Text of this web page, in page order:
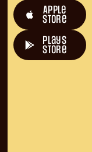
Apple
Store
plays
store